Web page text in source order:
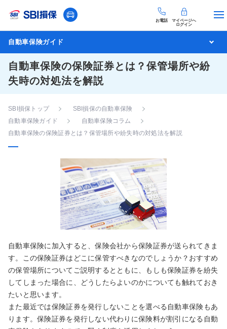
お電話
マイページへ
ログイン
自動車保険ガイド
自動車保険の保険証券とは？保管場所や紛
失時の対処法を解説
SBI損保トップ
SBI損保の自動車保険
自動車保険ガイド
自動車保険コラム
自動車保険の保険証券とは？保管場所や紛失時の対処法を解説
自動車保険に加入すると、保険会社から保険証券が送られてきま
す。この保険証券はどこに保管すべきなのでしょうか？おすすめ
の保管場所についてご説明するとともに、もしも保険証券を紛失
してしまった場合に、どうしたらよいのかについても触れておき
たいと思います。
また最近では保険証券を発行しないことを選べる自動車保険もあ
ります。保険証券を発行しない代わりに保険料が割引になる自動